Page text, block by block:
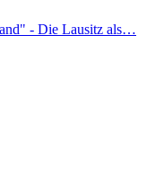
- Die Lausitz als…